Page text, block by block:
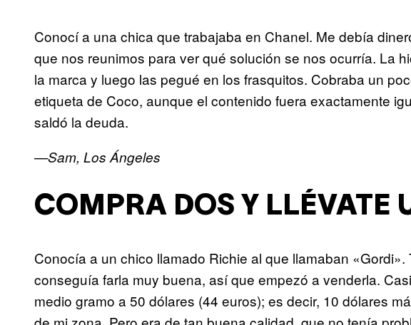
Conocí a una chica que trabajaba en Chanel. Me debía
que nos reunimos para ver qué solución se nos ocurría. La
la marca y luego las pegué en los frasquitos. Cobraba un
etiqueta de Coco, aunque el contenido fuera exactamente
saldó la deuda.
—Sam, Los Ángeles
COMPRA DOS Y LLÉVATE
Conocía a un chico llamado Richie al que llamaban
conseguía farla muy buena, así que empezó a venderla.
medio gramo a 50 dólares (44 euros); es decir, 10 dólares